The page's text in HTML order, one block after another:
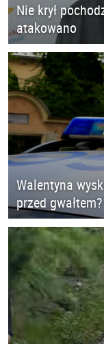
Nie krył
atakowano
Walentyna
przed gwałtem?